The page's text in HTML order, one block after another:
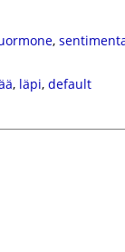
,
, läpi, default